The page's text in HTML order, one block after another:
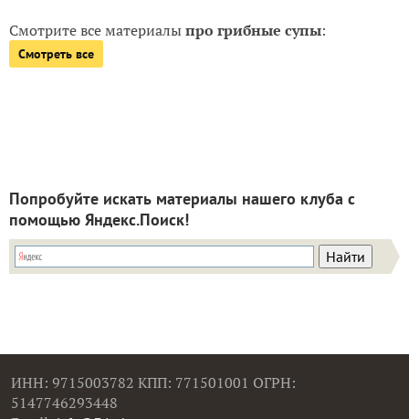
Смотрите все материалыпро грибные супы:
Смотреть все
Попробуйте искать материалы нашего клуба с
помощью Яндекс.Поиск!
ИНН: 9715003782 КПП: 771501001 ОГРН:
5147746293448